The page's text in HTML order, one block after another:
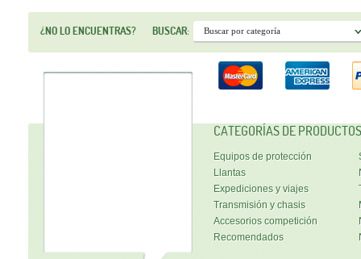
¿NO LO ENCUENTRAS? BUSCAR:
CATEGORÍAS DE PRODUCTOS
Equipos de protección
Llantas
Expediciones y viajes
Transmisión y chasis
Accesorios competición
Recomendados